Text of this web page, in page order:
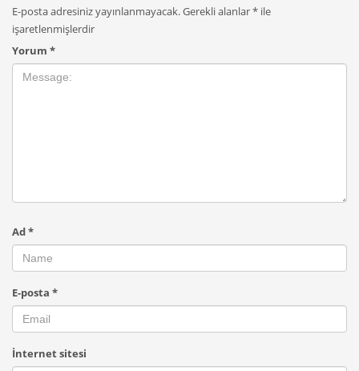
E-posta adresiniz yayınlanmayacak.Gerekli alanlar* ile
işaretlenmişlerdir
Yorum *
Ad*
E-posta *
İnternet sitesi